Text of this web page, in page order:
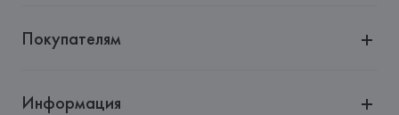
Покупателям
Информация